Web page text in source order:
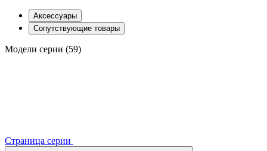
Аксессуары
Сопутствующие товары
Модели серии (59)
Страница серии